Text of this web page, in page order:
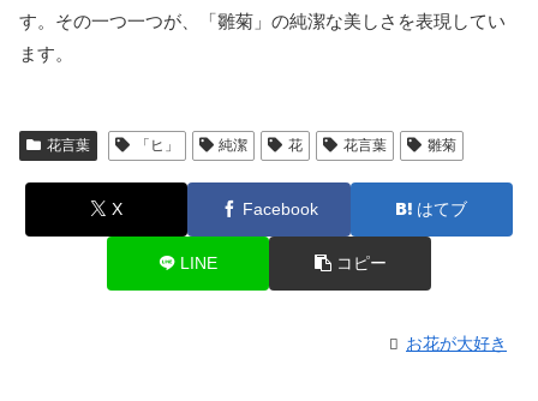
す。その一つ一つが、「雛菊」の純潔な美しさを表現してい
ます。
花言葉 「ヒ」 純潔 花 花言葉 雛菊
X Facebook はてブ
LINE コピー
お花が大好き